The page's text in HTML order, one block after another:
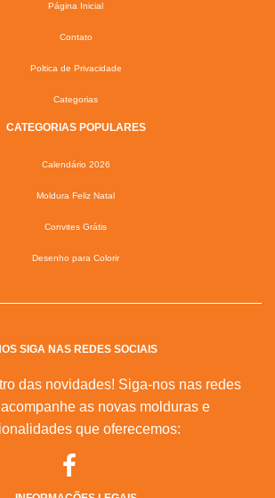
Página Inicial
Contato
Poltica de Privacidade
Categorias
CATEGORIAS POPULARES
Calendário 2026
Moldura Feliz Natal
Convites Grátis
Desenho para Colorir
SIGA NAS REDES SOCIAIS
das novidades! Siga-nos nas redes
as novas molduras e
que oferecemos: